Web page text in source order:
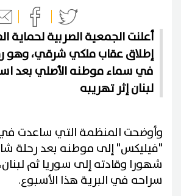
أعلنت الجمعية الصربية لحماية
إطلاق عقاب ملكي شرقي، وهو
في سماء موطنه الأصلي بعد
لبنان إثر تهريبه
وأوضحت المنظمة التي ساعدت في
"فيليكس" إلى موطنه بعد رحلة
شهورا وقادته إلى سوريا ثم
سراحه في البرية هذا الأسبوع.